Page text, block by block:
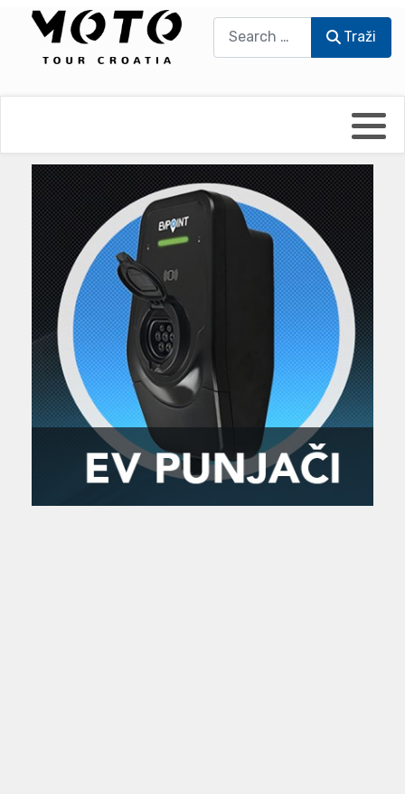
Traži
UmPaDrum
Moto servisi
Impressum
Damir Žerić - ELPASSO
Dario Dinter - Moto TOZ
Igor Kreč - UmPaDrum
Igor Kukec Brmbi
Slaven Gajdek
MTC - Moto Tour Croatia
Moto putopisi
Vikend vožnje
Zanimljivost
Najave i noviteti